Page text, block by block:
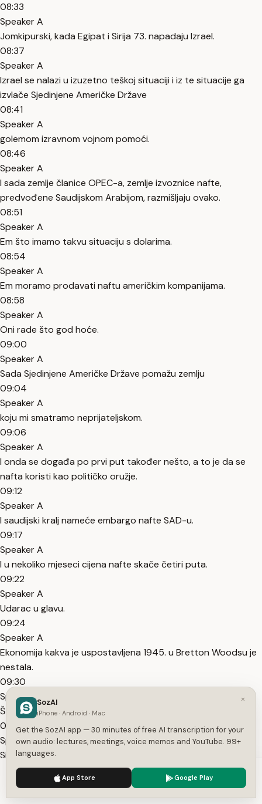
08:33
Speaker A
Jomkipurski, kada Egipat i Sirija 73. napadaju Izrael.
08:37
Speaker A
Izrael se nalazi u izuzetno teškoj situaciji i iz te situacije ga
izvlače Sjedinjene Američke Države
08:41
Speaker A
golemom izravnom vojnom pomoći.
08:46
Speaker A
I sada zemlje članice OPEC-a, zemlje izvoznice nafte,
predvođene Saudijskom Arabijom, razmišljaju ovako.
08:51
Speaker A
Em što imamo takvu situaciju s dolarima.
08:54
Speaker A
Em moramo prodavati naftu američkim kompanijama.
08:58
Speaker A
Oni rade što god hoće.
09:00
Speaker A
Sada Sjedinjene Američke Države pomažu zemlju
09:04
Speaker A
koju mi smatramo neprijateljskom.
09:06
Speaker A
I onda se događa po prvi put također nešto, a to je da se
nafta koristi kao političko oružje.
09:12
Speaker A
I saudijski kralj nameće embargo nafte SAD-u.
09:17
Speaker A
I u nekoliko mjeseci cijena nafte skače četiri puta.
09:22
Speaker A
Udarac u glavu.
09:24
Speaker A
Ekonomija kakva je uspostavljena 1945. u Bretton Woodsu je
nestala.
09:30
Speaker A
Što to konkretno znači?
09:32
Speaker A
Sjećate se unce koja košta 35 dolara?
09:36
Speaker A
Pogledajte danas koliko košta unca zlata.
We use cookies to enhance your experience.
×
SozAI
iPhone · Android · Mac
Get the SozAI app — 30 minutes of free AI transcription for your
own audio: lectures, meetings, voice memos and YouTube. 99+
languages.
App Store Google Play